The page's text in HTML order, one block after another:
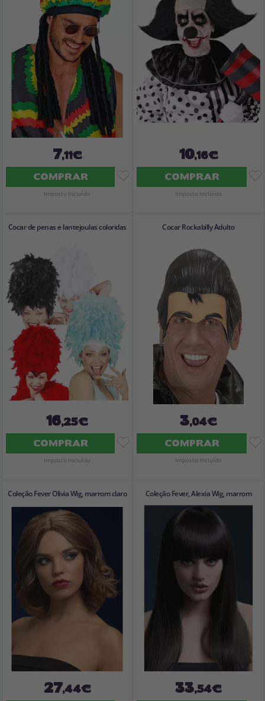
7,11€
COMPRAR
Imposto Incluído
10,16€
COMPRAR
Imposto Incluído
Cocar de penas e lantejoulas coloridas
16,25€
COMPRAR
Imposto Incluído
Cocar Rockabilly Adulto
3,04€
COMPRAR
Imposto Incluído
Coleção Fever Olivia Wig, marrom claro
27,44€
Coleção Fever, Alexia Wig, marrom
33,54€